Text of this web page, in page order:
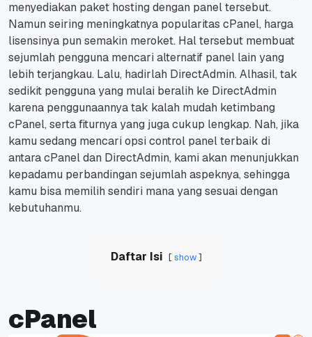
menyediakan paket hosting dengan panel tersebut.
Namun seiring meningkatnya popularitas cPanel, harga
lisensinya pun semakin meroket. Hal tersebut membuat
sejumlah pengguna mencari alternatif panel lain yang
lebih terjangkau. Lalu, hadirlah DirectAdmin. Alhasil, tak
sedikit pengguna yang mulai beralih ke DirectAdmin
karena penggunaannya tak kalah mudah ketimbang
cPanel, serta fiturnya yang juga cukup lengkap. Nah, jika
kamu sedang mencari opsi control panelterbaik di
antara cPanel dan DirectAdmin, kami akan menunjukkan
kepadamu perbandingan sejumlah aspeknya, sehingga
kamu bisa memilih sendiri mana yang sesuai dengan
kebutuhanmu.
Daftar Isi show
cPanel